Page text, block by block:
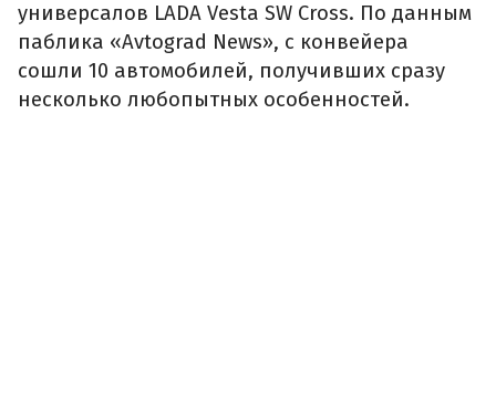
универсалов LADA Vesta SW Cross. По данным
паблика «Avtograd News», с конвейера
сошли 10 автомобилей, получивших сразу
несколько любопытных особенностей.